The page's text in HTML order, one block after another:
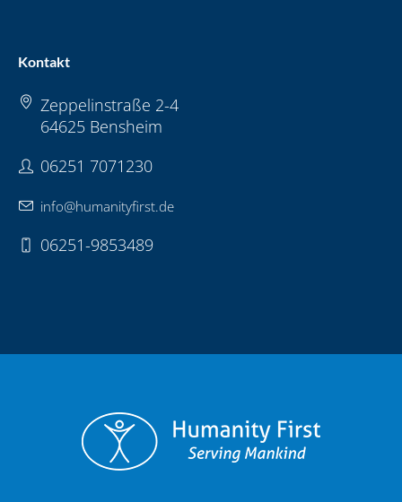
Kontakt
Zeppelinstraße 2-4
64625 Bensheim
06251 7071230
info@humanityfirst.de
06251-9853489